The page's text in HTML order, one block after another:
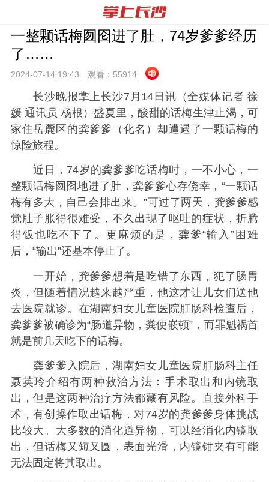
一整颗话梅囫囵进了肚，74岁爹爹经历
了……
2024-07-14 19:43 观看： 55914
长沙晚报掌上长沙7月14日讯（全媒体记者 徐
媛 通讯员 杨根）盛夏里，酸甜的话梅生津止渴，可
家住岳麓区的龚爹爹（化名）却遭遇了一颗话梅的
惊险旅程。
近日，74岁的龚爹爹吃话梅时，一不小心，一
整颗话梅囫囵地进了肚，龚爹爹心存侥幸，“一颗话
梅有多大，自己会排出来。”可过了两天，龚爹爹感
觉肚子胀得很难受，不久出现了呕吐的症状，折腾
得饭也吃不下了。更麻烦的是，龚爹“输入”困难
后，“输出”还基本停止了。
一开始，龚爹爹想着是吃错了东西，犯了肠胃
炎，但随着情况越来越严重，他这才让儿女们送他
去医院就诊。在湖南妇女儿童医院肛肠科检查后，
龚爹爹被确诊为“肠道异物，粪便嵌顿”，而罪魁祸首
就是前几天吃下的话梅。
龚爹爹入院后，湖南妇女儿童医院肛肠科主任
聂英玲介绍有两种救治方法：手术取出和内镜取
出，但是这两种治疗方法都藏有风险。直接外科手
术，有创操作取出话梅，对74岁的龚爹爹身体挑战
比较大。大多数的消化道异物，可以经消化内镜取
出，但话梅又短又圆，表面光滑，内镜钳夹有可能
无法固定将其取出。